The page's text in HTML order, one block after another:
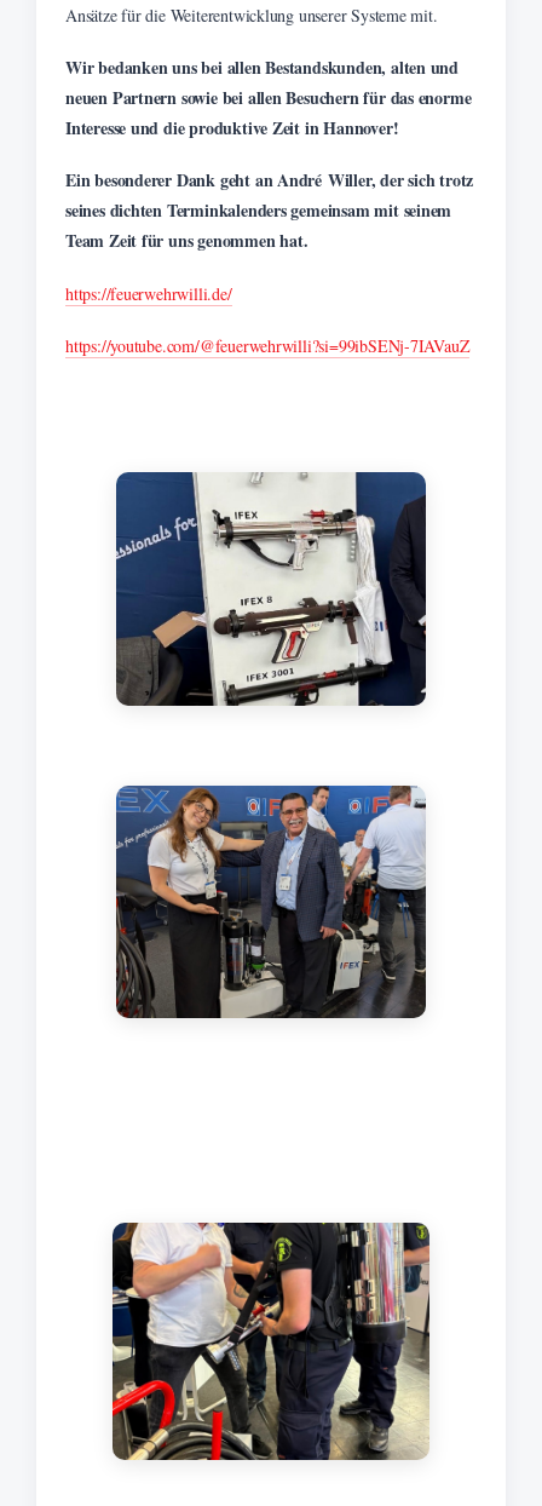
Ansätze für die Weiterentwicklung unserer Systeme mit.
Wir bedanken uns bei allen Bestandskunden, alten und
neuen Partnern sowie bei allen Besuchern für das enorme
Interesse und die produktive Zeit in Hannover!
Ein besonderer Dank geht an André Willer, der sich trotz
seines dichten Terminkalenders gemeinsam mit seinem
Team Zeit für uns genommen hat.
https://feuerwehrwilli.de/
https://youtube.com/@feuerwehrwilli?si=99ibSENj-7IAVauZ